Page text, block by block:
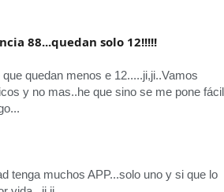
88...quedan solo 12!!!!!
quedan menos e 12.....ji,ji..Vamos
y no mas..he que sino se me pone fácil
tenga muchos APP...solo uno y si que lo